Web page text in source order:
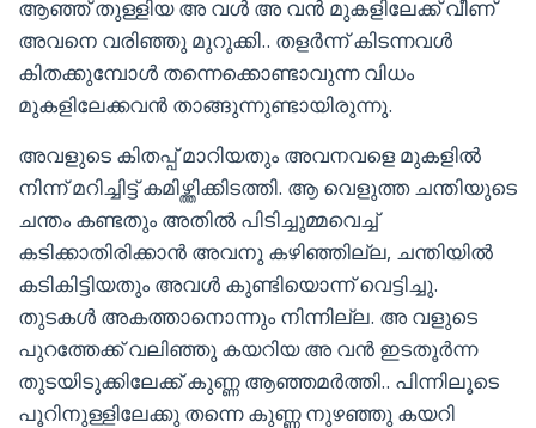
ആഞ്ഞ് തുള്ളിയ അ വൾ അ വൻ മുകളിലേക്ക് വീണ്
അവനെ വരിഞ്ഞു മുറുക്കി.. തളർന്ന് കിടന്നവൾ
കിതക്കുമ്പോൾ തന്നെക്കൊണ്ടാവുന്ന വിധം
മുകളിലേക്കവൻ താങ്ങുന്നുണ്ടായിരുന്നു.
അവളുടെ കിതപ്പ് മാറിയതും അവനവളെ മുകളിൽ
നിന്ന് മറിച്ചിട്ട് കമിഴ്ത്തിക്കിടത്തി. ആ വെളുത്ത ചന്തിയുടെ
ചന്തം കണ്ടതും അതിൽ പിടിച്ചുമ്മവെച്ച്
കടിക്കാതിരിക്കാൻ അവനു കഴിഞ്ഞില്ല, ചന്തിയിൽ
കടികിട്ടിയതും അവൾ കുണ്ടിയൊന്ന് വെട്ടിച്ചു.
തുടകൾ അകത്താനൊന്നും നിന്നില്ല. അ വളുടെ
പുറത്തേക്ക് വലിഞ്ഞു കയറിയ അ വൻ ഇടതൂർന്ന
തുടയിടുക്കിലേക്ക് കുണ്ണ ആഞ്ഞമർത്തി.. പിന്നിലൂടെ
പൂറിനുള്ളിലേക്കു തന്നെ കുണ്ണ നുഴഞ്ഞു കയറി